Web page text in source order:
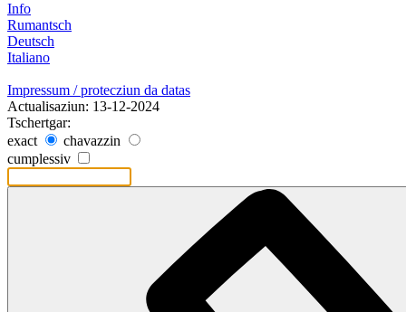
Info
Rumantsch
Deutsch
Italiano
Impressum / protecziun da datas
Actualisaziun: 13-12-2024
Tschertgar:
exact
chavazzin
cumplessiv